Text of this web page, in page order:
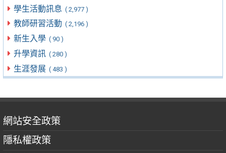
學生活動訊息 ( 2,977 )
教師研習活動 ( 2,196 )
新生入學 ( 90 )
升學資訊 ( 280 )
生涯發展 ( 483 )
網站安全政策
隱私權政策